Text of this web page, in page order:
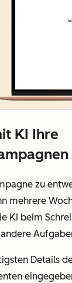
KI Ihre
zu
mehrere
KI beim
Details